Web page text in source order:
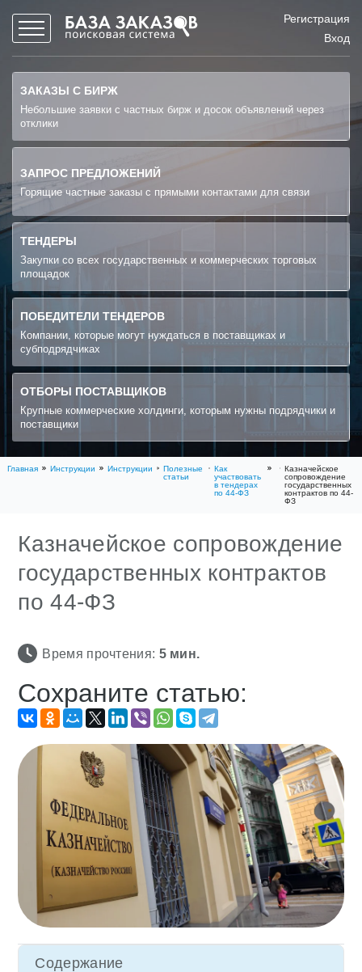
Регистрация
Вход
ЗАКАЗЫ С БИРЖ
Небольшие заявки с частных бирж и досок объявлений через
отклики
ЗАПРОС ПРЕДЛОЖЕНИЙ
Горящие частные заказы с прямыми контактами для связи
ТЕНДЕРЫ
Закупки со всех государственных и коммерческих торговых
площадок
ПОБЕДИТЕЛИ ТЕНДЕРОВ
Компании, которые могут нуждаться в поставщиках и
субподрядчиках
ОТБОРЫ ПОСТАВЩИКОВ
Крупные коммерческие холдинги, которым нужны подрядчики и
поставщики
Главная Инструкции Инструкции
Полезные
статьи
Как
участвовать
в тендерах
по 44-ФЗ
Казначейское
сопровождение
государственных
контрактов по 44-
ФЗ
Казначейское сопровождение
государственных контрактов
по 44-ФЗ
Время прочтения: 5мин.
Сохраните статью:
Содержание